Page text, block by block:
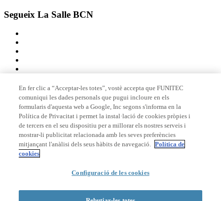
Segueix La Salle BCN
Membre de
Acreditacions
© 2026 La Salle Campus Barcelona - URL |Avís legal
En fer clic a “Acceptar-les totes”, vostè accepta que FUNITEC
comuniqui les dades personals que pugui incloure en els
formularis d'aquesta web a Google, Inc segons s'informa en la
Política de Privacitat i permet la instal·lació de cookies pròpies i
de tercers en el seu dispositiu per a millorar els nostres serveis i
mostrar-li publicitat relacionada amb les seves preferències
mitjançant l'anàlisi dels seus hàbits de navegació. Política de
cookies
Configuració de les cookies